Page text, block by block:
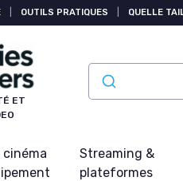
OUTILS PRATIQUES QUELLE
ET
cinéma
Streaming &
plateformes